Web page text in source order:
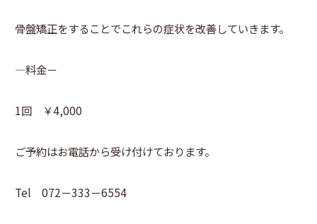
骨盤矯正をすることでこれらの症状を改善していきます。
―料金－
1回 ￥4,000
ご予約はお電話から受け付けております。
Tel 072－333－6554